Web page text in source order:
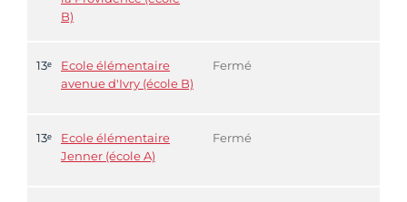
B)
13ᵉ
Ecole élémentaire
avenue d'Ivry (école B)
Fermé
13ᵉ
Ecole élémentaire
Jenner (école A)
Fermé